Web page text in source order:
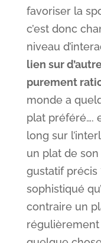
favoriser la
c’est donc
niveau
lien sur
purement
monde a
plat préféré….
long sur
un plat de
gustatif précis
sophistiqué
contraire un